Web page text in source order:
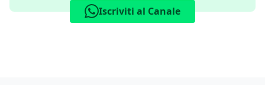
Iscriviti al Canale